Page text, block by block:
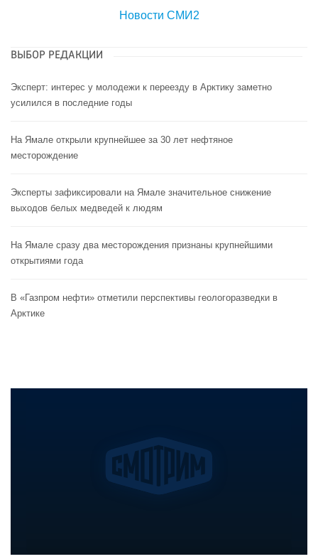
Новости СМИ2
ВЫБОР РЕДАКЦИИ
Эксперт: интерес у молодежи к переезду в Арктику заметно
усилился в последние годы
На Ямале открыли крупнейшее за 30 лет нефтяное
месторождение
Эксперты зафиксировали на Ямале значительное снижение
выходов белых медведей к людям
На Ямале сразу два месторождения признаны крупнейшими
открытиями года
В «Газпром нефти» отметили перспективы геологоразведки в
Арктике